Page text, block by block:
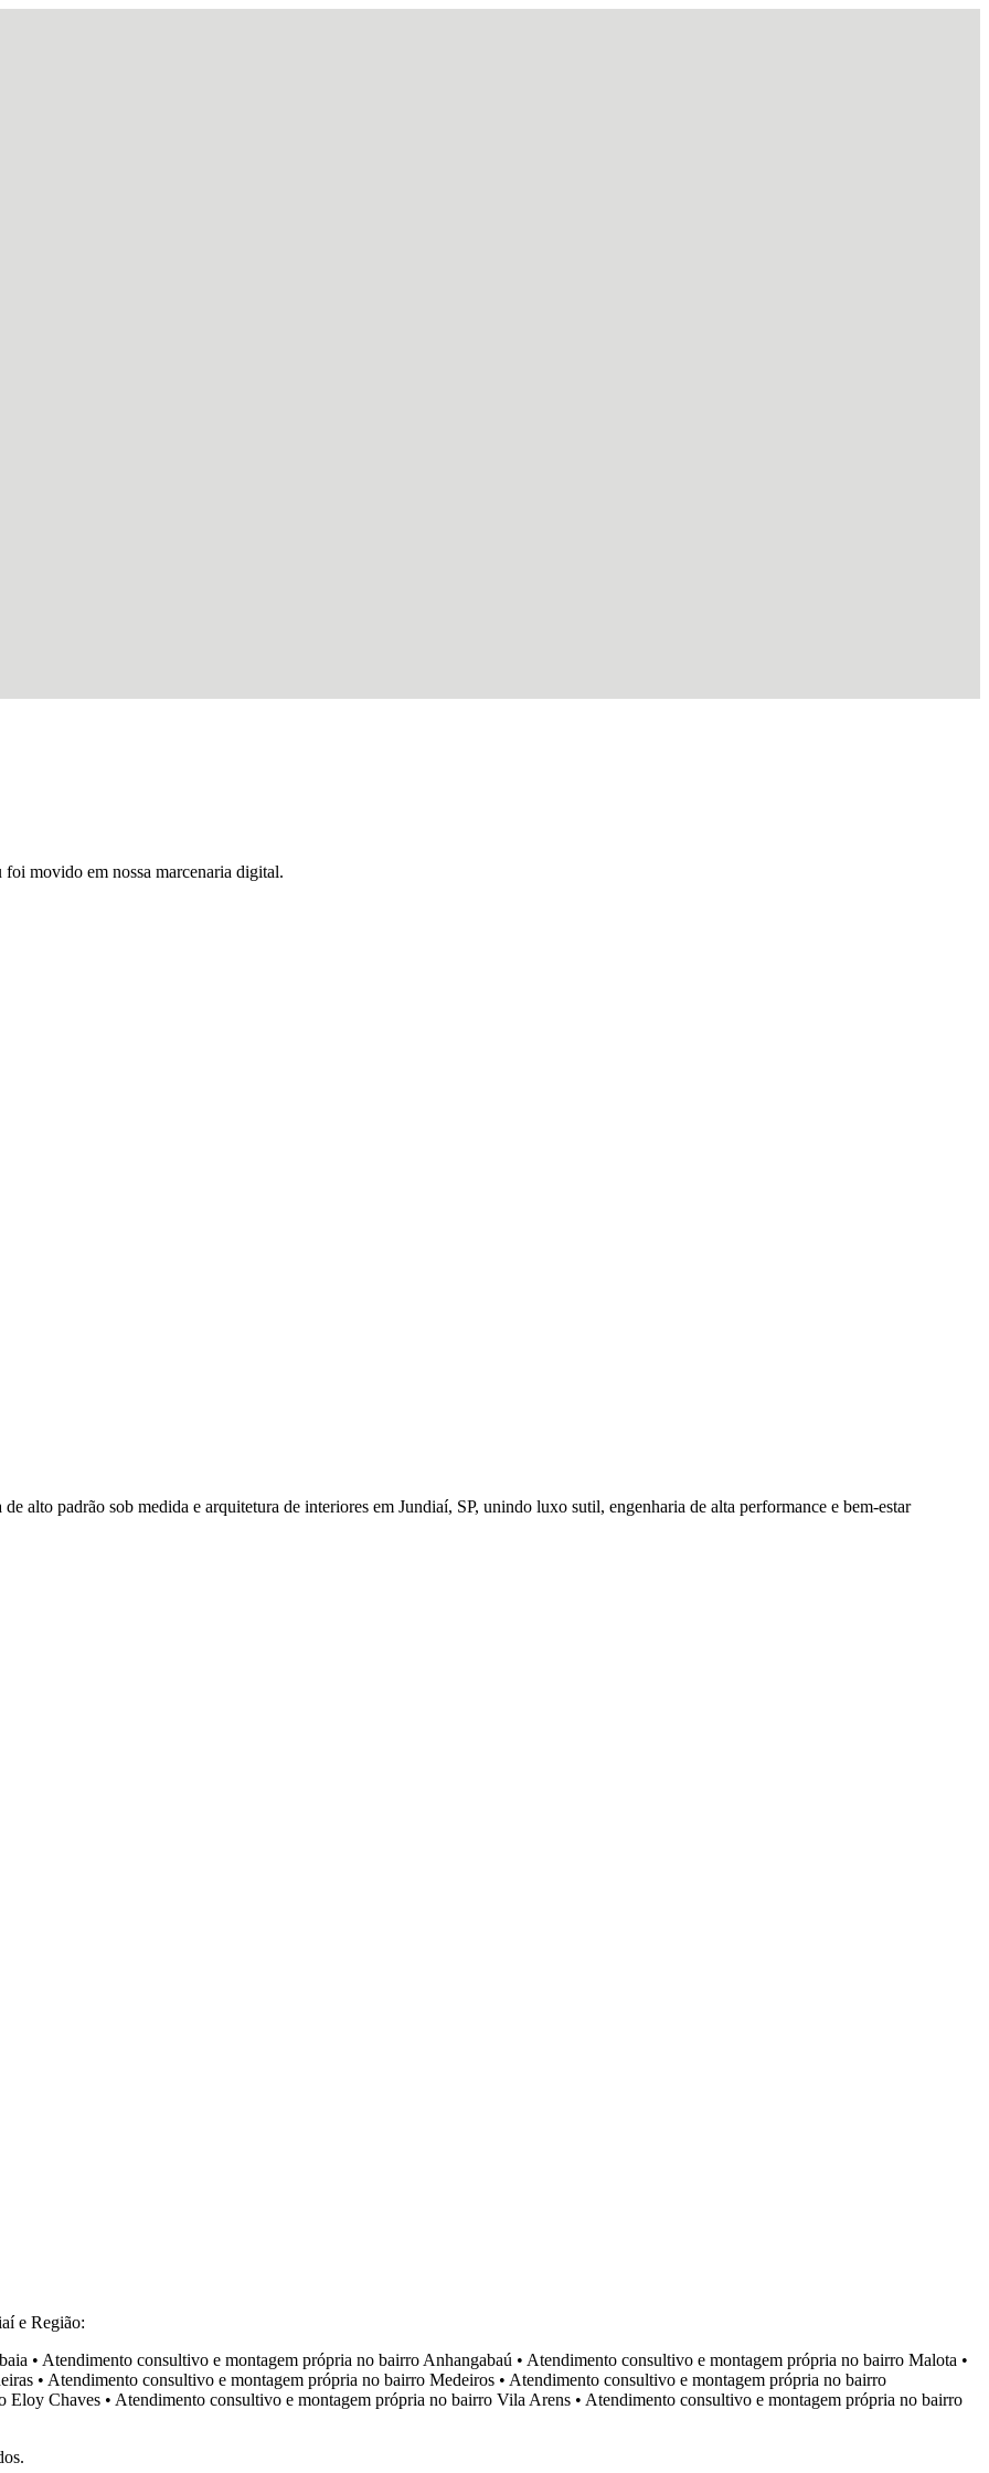
foi movido em nossa marcenaria digital.
alto padrão sob medida e arquitetura de interiores em Jundiaí, SP, unindo luxo sutil, engenharia de alta performance e bem-estar
e Região:
• Atendimento consultivo e montagem própria no bairro Anhangabaú • Atendimento consultivo e montagem própria no bairro Malota •
• Atendimento consultivo e montagem própria no bairro Medeiros • Atendimento consultivo e montagem própria no bairro
Eloy Chaves • Atendimento consultivo e montagem própria no bairro Vila Arens • Atendimento consultivo e montagem própria no bairro